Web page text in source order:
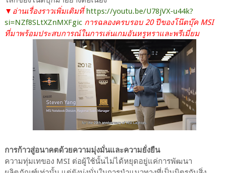
▼อ่านเรื่องราวเพิ่มเติมที่https://youtu.be/U78jVX-u44k?
si=NZf8SLtXZnMXFgic การฉลองครบรอบ 20 ปีของโน๊ตบุ๊ค MSI
ที่มาพร้อมประสบการณ์ในการเล่นเกมอันหรูหราและพรีเมี่ยม
การก้าวสู่อนาคตด้วยความมุ่งมั่นและความยั่งยืน
ความทุ่มเทของ MSI ต่อผู้ใช้นั้นไม่ได้หยุดอยู่แค่การพัฒนา